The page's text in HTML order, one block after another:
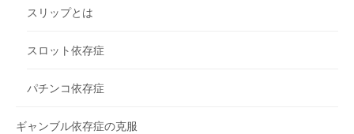
スリップとは
スロット依存症
パチンコ依存症
ギャンブル依存症の克服